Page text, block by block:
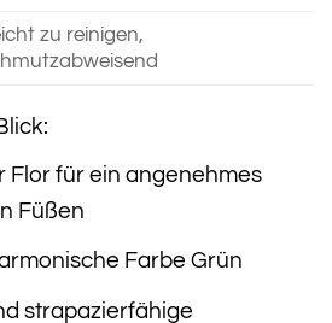
zu reinigen,
Flor für ein angenehmes
Füßen
Farbe Grün
strapazierfähige